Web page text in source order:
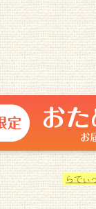
らでぃ